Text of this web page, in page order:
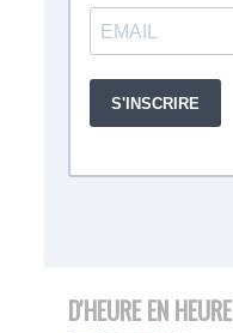
D'HEURE EN HEURE